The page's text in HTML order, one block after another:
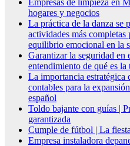
Empresas de limpieza en
hogares y negocios
La práctica de la danza se
actividades más
equilibrio emocional en la
Garantizar la seguridad en
entendimiento de qué es
La importancia estratégica
contables para la
español
Toldo bajante con guías |
garantizada
Cumple de fútbol | La
Empresa instaladora